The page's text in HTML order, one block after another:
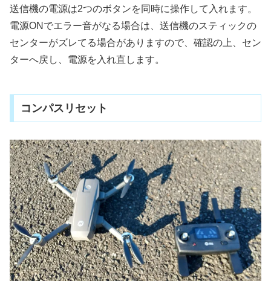
送信機の電源は2つのボタンを同時に操作して入れます。
電源ONでエラー音がなる場合は、送信機のスティックの
センターがズレてる場合がありますので、確認の上、セン
ターへ戻し、電源を入れ直します。
コンパスリセット